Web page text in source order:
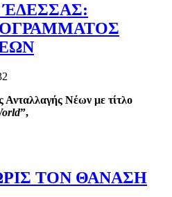
Νέων με τίτλο
”,
ΤΟΝ ΘΑΝΑΣΗ